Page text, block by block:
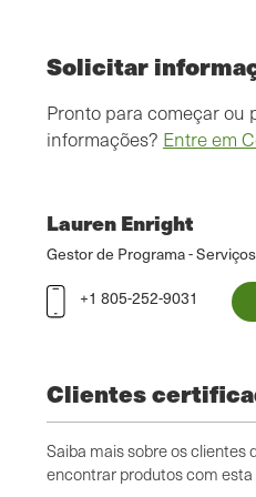
Solicitar
Pronto para começar ou
informações? Entre em
Lauren Enright
Gestor de Programa -
+1 805-252-9031
Clientes
Saiba mais sobre os clientes
encontrar produtos com